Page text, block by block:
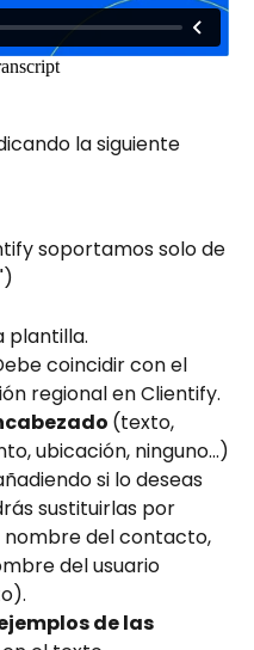
la siguiente
soportamos solo de
plantilla.
coincidir con el
regional en Clientify.
(texto,
ubicación, ninguno...)
si lo deseas
sustituirlas por
nombre del contacto,
del usuario
de las